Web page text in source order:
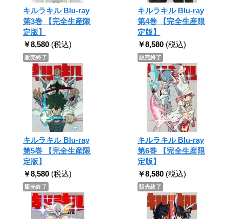
キルラキル Blu-ray
第3巻 【完全生産限
定版】
￥8,580 (税込)
販売終了
キルラキル Blu-ray
第4巻 【完全生産限
定版】
￥8,580 (税込)
販売終了
キルラキル Blu-ray
第5巻 【完全生産限
定版】
￥8,580 (税込)
販売終了
キルラキル Blu-ray
第6巻 【完全生産限
定版】
￥8,580 (税込)
販売終了